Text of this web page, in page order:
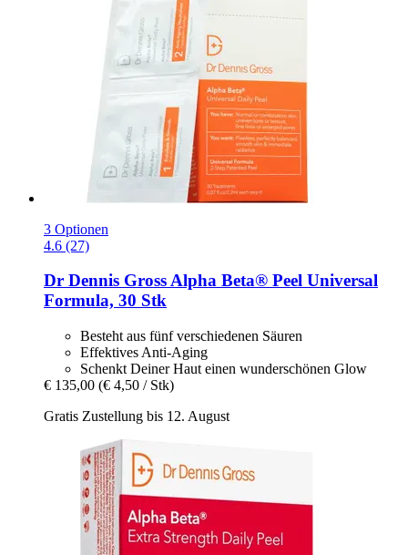
3 Optionen
4.6 (27)
Dr Dennis GrossAlpha Beta® Peel Universal
Formula, 30 Stk
Besteht aus fünf verschiedenen Säuren
Effektives Anti-Aging
Schenkt Deiner Haut einen wunderschönen Glow
€ 135,00 (€ 4,50 / Stk)
Gratis Zustellung bis 12. August